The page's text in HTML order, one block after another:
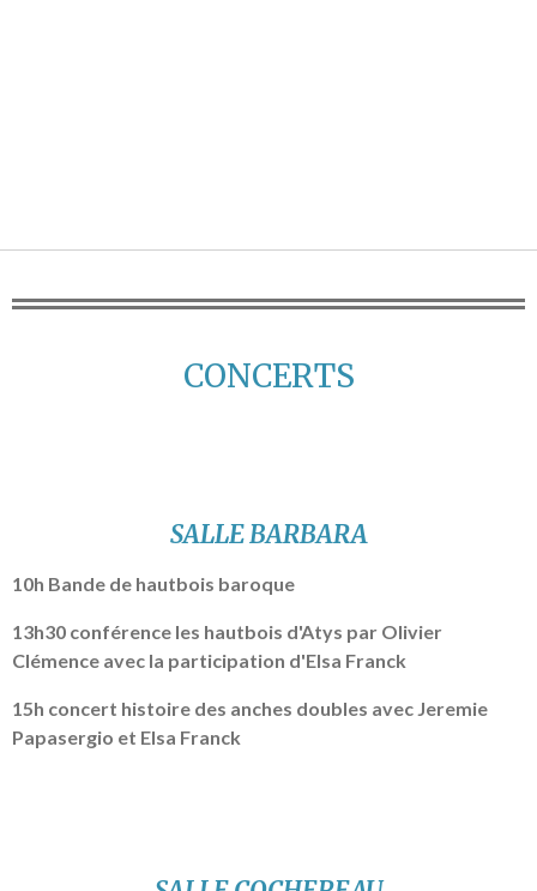
CONCERTS
SALLE BARBARA
10h Bande de hautbois baroque
13h30 conférence les hautbois d'Atys par Olivier
Clémence avec la participation d'Elsa Franck
15h concert histoire des anches doubles avec Jeremie
Papasergio et Elsa Franck